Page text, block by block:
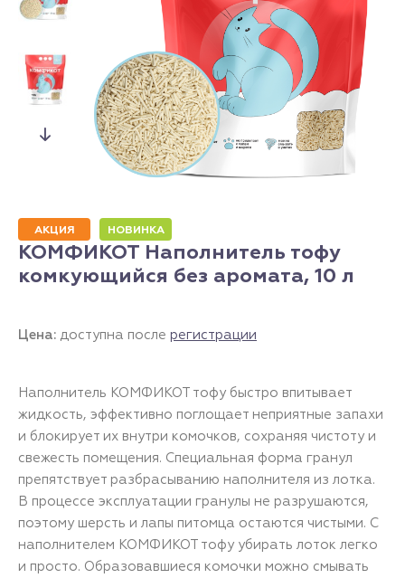
АКЦИЯ НОВИНКА
КОМФИКОТ Наполнитель тофу
комкующийся без аромата, 10 л
Цена: доступна после регистрации
Наполнитель КОМФИКОТ тофу быстро впитывает
жидкость, эффективно поглощает неприятные запахи
и блокирует их внутри комочков, сохраняя чистоту и
свежесть помещения. Специальная форма гранул
препятствует разбрасыванию наполнителя из лотка.
В процессе эксплуатации гранулы не разрушаются,
поэтому шерсть и лапы питомца остаются чистыми. С
наполнителем КОМФИКОТ тофу убирать лоток легко
и просто. Образовавшиеся комочки можно смывать